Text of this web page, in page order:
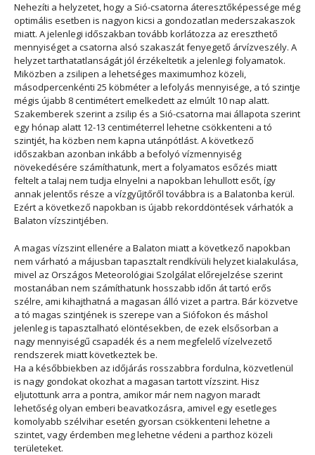
Nehezíti a helyzetet, hogy a Sió-csatorna áteresztőképessége még
optimális esetben is nagyon kicsi a gondozatlan mederszakaszok
miatt. A jelenlegi időszakban tovább korlátozza az ereszthető
mennyiséget a csatorna alsó szakaszát fenyegető árvízveszély. A
helyzet tarthatatlanságát jól érzékeltetik a jelenlegi folyamatok.
Miközben a zsilipen a lehetséges maximumhoz közeli,
másodpercenkénti 25 köbméter a lefolyás mennyisége, a tó szintje
mégis újabb 8 centimétert emelkedett az elmúlt 10 nap alatt.
Szakemberek szerint a zsilip és a Sió-csatorna mai állapota szerint
egy hónap alatt 12-13 centiméterrel lehetne csökkenteni a tó
szintjét, ha közben nem kapna utánpótlást. A következő
időszakban azonban inkább a befolyó vízmennyiség
növekedésére számíthatunk, mert a folyamatos esőzés miatt
feltelt a talaj nem tudja elnyelni a napokban lehullott esőt, így
annak jelentős része a vízgyűjtőről továbbra is a Balatonba kerül.
Ezért a következő napokban is újabb rekorddöntések várhatók a
Balaton vízszintjében.
A magas vízszint ellenére a Balaton miatt a következő napokban
nem várható a májusban tapasztalt rendkívüli helyzet kialakulása,
mivel az Országos Meteorológiai Szolgálat előrejelzése szerint
mostanában nem számíthatunk hosszabb időn át tartó erős
szélre, ami kihajthatná a magasan álló vizet a partra. Bár közvetve
a tó magas szintjének is szerepe van a Siófokon és máshol
jelenleg is tapasztalható elöntésekben, de ezek elsősorban a
nagy mennyiségű csapadék és a nem megfelelő vízelvezető
rendszerek miatt következtek be.
Ha a későbbiekben az időjárás rosszabbra fordulna, közvetlenül
is nagy gondokat okozhat a magasan tartott vízszint. Hisz
eljutottunk arra a pontra, amikor már nem nagyon maradt
lehetőség olyan emberi beavatkozásra, amivel egy esetleges
komolyabb szélvihar esetén gyorsan csökkenteni lehetne a
szintet, vagy érdemben meg lehetne védeni a parthoz közeli
területeket.